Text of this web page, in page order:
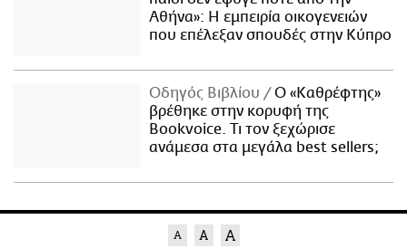
Αθήνα»: Η εμπειρία οικογενειών
που επέλεξαν σπουδές στην Κύπρο
Οδηγός Βιβλίου
Ο «Καθρέφτης»
βρέθηκε στην κορυφή της
Bookvoice. Τι τον ξεχώρισε
ανάμεσα στα μεγάλα best sellers;